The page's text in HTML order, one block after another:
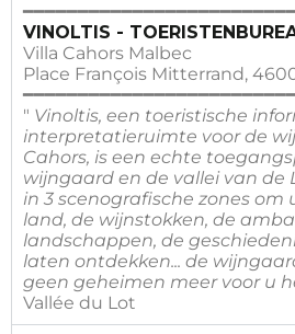
VINOLTIS -
Villa Cahors Malbec
Place François Mitterrand,
" Vinoltis, een toeristische
interpretatieruimte voor de
Cahors, is een echte
wijngaard en de vallei van de
in 3 scenografische zones om
land, de wijnstokken, de
landschappen, de
laten ontdekken... de
geen geheimen meer voor u
Vallée du Lot